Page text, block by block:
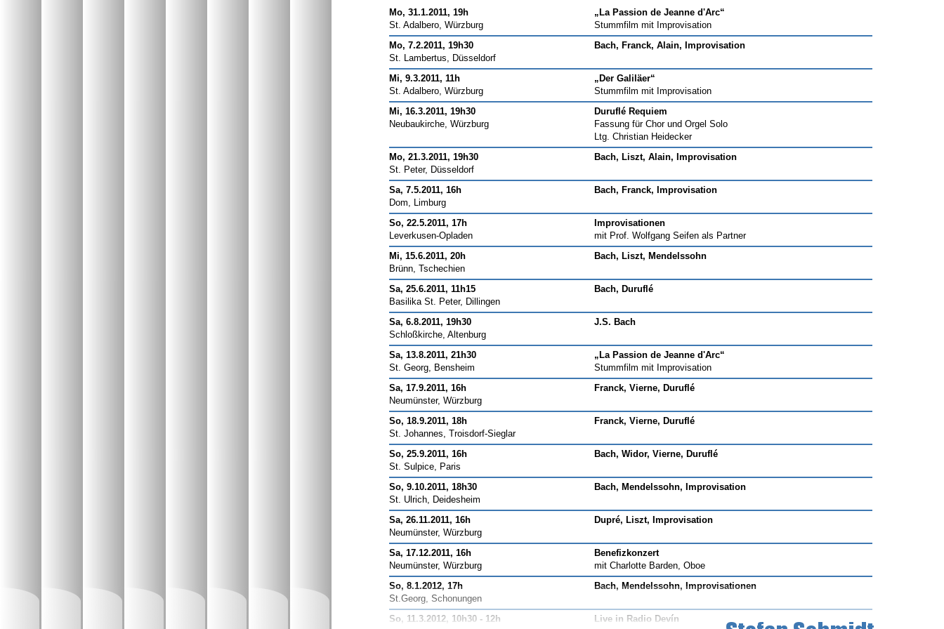
Mo, 31.1.2011, 19h
St. Adalbero, Würzburg
„La Passion de Jeanne d'Arc“
Stummfilm mit Improvisation
Mo, 7.2.2011, 19h30
St. Lambertus, Düsseldorf
Bach, Franck, Alain, Improvisation
Mi, 9.3.2011, 11h
St. Adalbero, Würzburg
„Der Galiläer“
Stummfilm mit Improvisation
Mi, 16.3.2011, 19h30
Neubaukirche, Würzburg
Duruflé Requiem
Fassung für Chor und Orgel Solo
Ltg. Christian Heidecker
Mo, 21.3.2011, 19h30
St. Peter, Düsseldorf
Bach, Liszt, Alain, Improvisation
Sa, 7.5.2011, 16h
Dom, Limburg
Bach, Franck, Improvisation
So, 22.5.2011, 17h
Leverkusen-Opladen
Improvisationen
mit Prof. Wolfgang Seifen als Partner
Mi, 15.6.2011, 20h
Brünn, Tschechien
Bach, Liszt, Mendelssohn
Sa, 25.6.2011, 11h15
Basilika St. Peter, Dillingen
Bach, Duruflé
Sa, 6.8.2011, 19h30
Schloßkirche, Altenburg
J.S. Bach
Sa, 13.8.2011, 21h30
St. Georg, Bensheim
„La Passion de Jeanne d'Arc“
Stummfilm mit Improvisation
Sa, 17.9.2011, 16h
Neumünster, Würzburg
Franck, Vierne, Duruflé
So, 18.9.2011, 18h
St. Johannes, Troisdorf-Sieglar
Franck, Vierne, Duruflé
So, 25.9.2011, 16h
St. Sulpice, Paris
Bach, Widor, Vierne, Duruflé
So, 9.10.2011, 18h30
St. Ulrich, Deidesheim
Bach, Mendelssohn, Improvisation
Sa, 26.11.2011, 16h
Neumünster, Würzburg
Dupré, Liszt, Improvisation
Sa, 17.12.2011, 16h
Neumünster, Würzburg
Benefizkonzert
mit Charlotte Barden, Oboe
So, 8.1.2012, 17h
St.Georg, Schonungen
Bach, Mendelssohn, Improvisationen
So, 11.3.2012, 10h30 - 12h
Live in Radio Devín